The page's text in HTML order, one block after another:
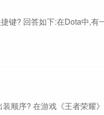
键? 回答如下:在Dota中,有
顺序? 在游戏《王者荣耀